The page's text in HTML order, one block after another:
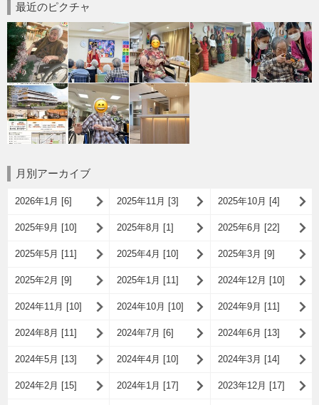
最近のピクチャ
月別アーカイブ
2026年1月 [6] 2025年11月 [3] 2025年10月 [4]
2025年9月 [10] 2025年8月 [1] 2025年6月 [22]
2025年5月 [11] 2025年4月 [10] 2025年3月 [9]
2025年2月 [9] 2025年1月 [11] 2024年12月 [10]
2024年11月 [10] 2024年10月 [10] 2024年9月 [11]
2024年8月 [11] 2024年7月 [6] 2024年6月 [13]
2024年5月 [13] 2024年4月 [10] 2024年3月 [14]
2024年2月 [15] 2024年1月 [17] 2023年12月 [17]